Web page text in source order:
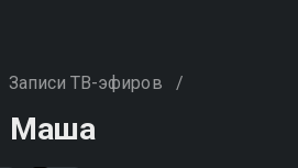
Записи ТВ-эфиров /
Маша